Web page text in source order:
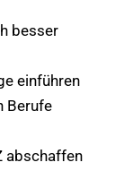
besser
einführen
Berufe
abschaffen